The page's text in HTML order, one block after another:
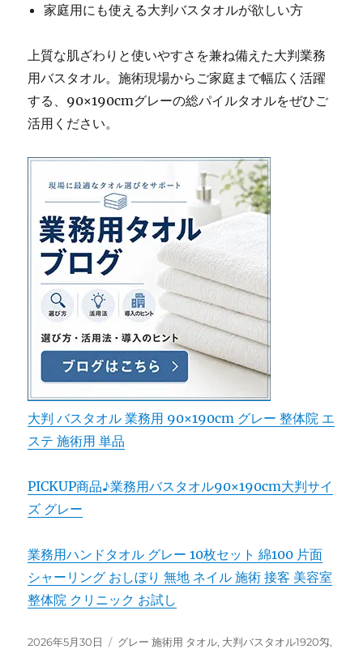
家庭用にも使える大判バスタオルが欲しい方
上質な肌ざわりと使いやすさを兼ね備えた大判業務
用バスタオル。施術現場からご家庭まで幅広く活躍
する、90×190cmグレーの総パイルタオルをぜひご
活用ください。
大判 バスタオル 業務用 90×190cm グレー 整体院 エ
ステ 施術用 単品
PICKUP商品♪業務用バスタオル90×190cm大判サイ
ズ グレー
業務用ハンドタオル グレー 10枚セット 綿100 片面
シャーリング おしぼり 無地 ネイル 施術 接客 美容室
整体院 クリニック お試し
投
2026年5月30日
カ
グレー 施術用 タオル, 大判バスタオル1920匁,